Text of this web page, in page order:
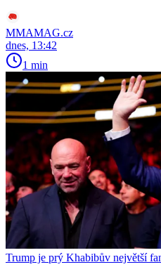
MMAMAG.cz
dnes, 13:42
1 min
Trump je prý Khabibův největší